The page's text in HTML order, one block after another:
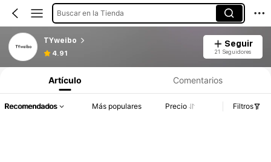
Buscar en la Tienda
TYweibo
4.91
Seguir
21 Seguidores
Artículo Comentarios
Recomendados Más populares Precio Filtros